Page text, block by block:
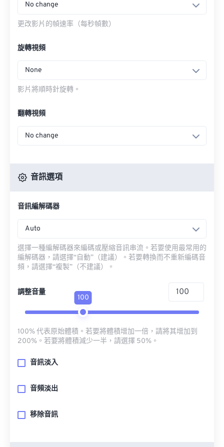
No change
更改影片的幀速率（每秒幀數）
旋轉視頻
None
影片將順時針旋轉。
翻轉視頻
No change
音訊選項
音訊編解碼器
Auto
選擇一種編解碼器來編碼或壓縮音訊串流。若要使用最常用的
編解碼器，請選擇“自動”（建議）。若要轉換而不重新編碼音
頻，請選擇“複製”（不建議）。
調整音量
100
100% 代表原始體積。若要將體積增加一倍，請將其增加到
200%。若要將體積減少一半，請選擇 50%。
音訊淡入
音頻淡出
移除音訊